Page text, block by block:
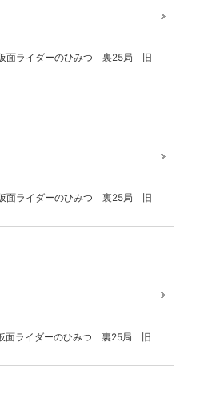
面ライダーのひみつ 裏25局 旧
面ライダーのひみつ 裏25局 旧
面ライダーのひみつ 裏25局 旧